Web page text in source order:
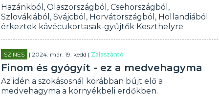
Hazánkból, Olaszországból, Csehországból,
Szlovákiából, Svájcból, Horvátországból, Hollandiából
érkeztek kávécukortasak-gyűjtők Keszthelyre.
SZÍNES | 2024. már. 19. kedd | Zalaszántó
Finom és gyógyít - ez a medvehagyma
Az idén a szokásosnál korábban bújt elő a
medvehagyma a környékbeli erdőkben.